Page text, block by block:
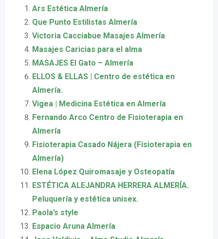
Ars Estética Almería
Que Punto Estilistas Almería
Victoria Cacciabue Masajes Almería
Masajes Caricias para el alma
MASAJES El Gato – Almería
ELLOS & ELLAS | Centro de estética en
Almería.
Vigea | Medicina Estética en Almería
Fernando Arco Centro de Fisioterapia en
Almería
Fisioterapia Casado Nájera (Fisioterapia en
Almería)
Elena López Quiromasaje y Osteopatía
ESTÉTICA ALEJANDRA HERRERA ALMERÍA.
Peluquería y estética unisex.
Paola’s style
Espacio Aruna Almería